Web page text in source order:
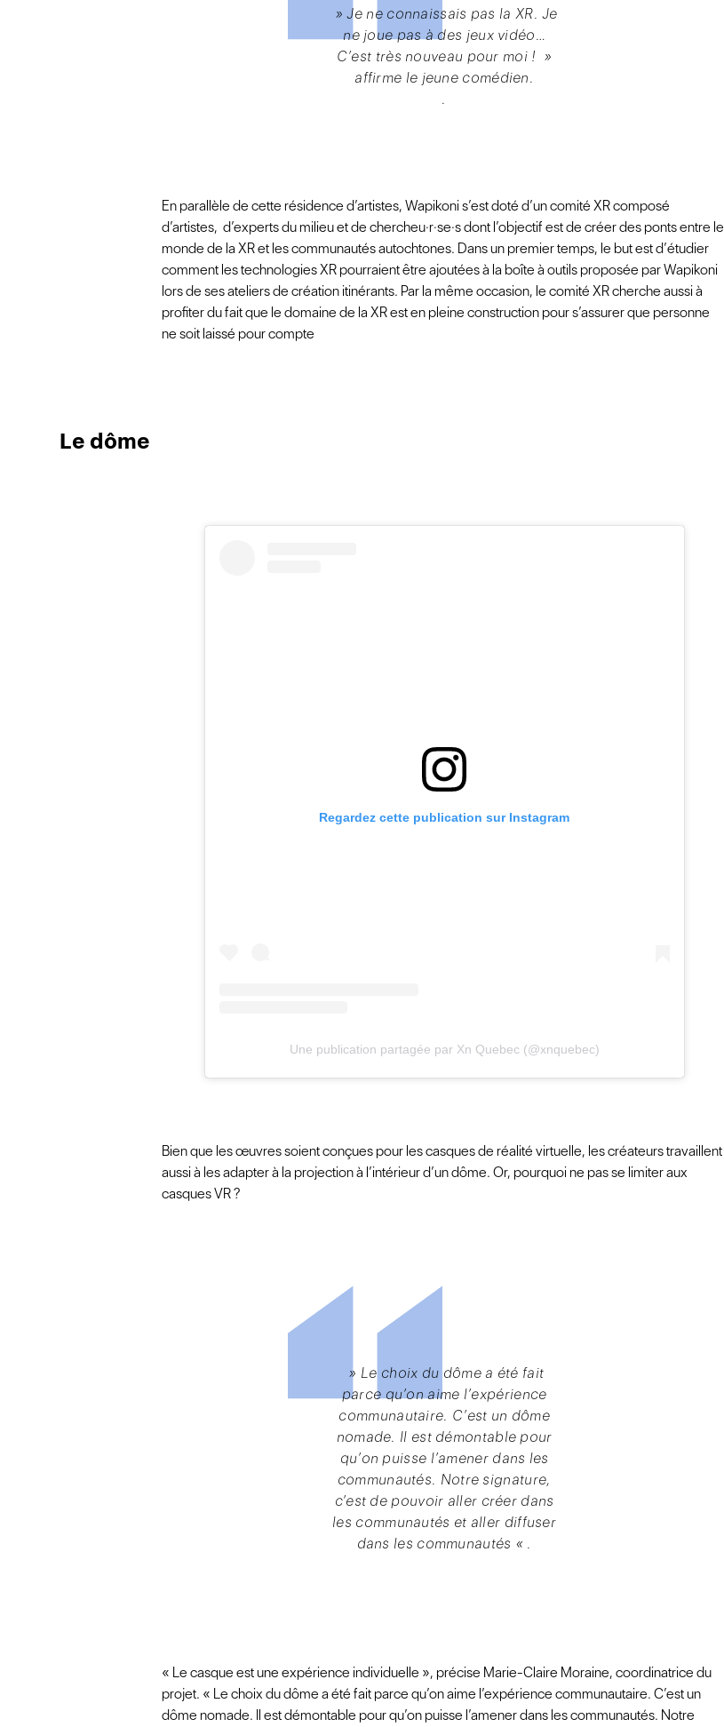
» Je ne connaissais pas la XR. Je
ne joue pas à des jeux vidéo…
C’est très nouveau pour moi ! »
affirme le jeune comédien.
.
En parallèle de cette résidence d’artistes, Wapikoni s’est doté d’un comité XR composé
d’artistes, d’experts du milieu et de chercheu·r·se·s dont l’objectif est de créer des ponts entre le
monde de la XR et les communautés autochtones. Dans un premier temps, le but est d’étudier
comment les technologies XR pourraient être ajoutées à la boîte à outils proposée par Wapikoni
lors de ses ateliers de création itinérants. Par la même occasion, le comité XR cherche aussi à
profiter du fait que le domaine de la XR est en pleine construction pour s’assurer que personne
ne soit laissé pour compte
Le dôme
Regardez cette publication sur Instagram
Une publication partagée par Xn Quebec (@xnquebec)
Bien que les œuvres soient conçues pour les casques de réalité virtuelle, les créateurs travaillent
aussi à les adapter à la projection à l’intérieur d’un dôme. Or, pourquoi ne pas se limiter aux
casques VR ?
» Le choix du dôme a été fait
parce qu’on aime l’expérience
communautaire. C’est un dôme
nomade. Il est démontable pour
qu’on puisse l’amener dans les
communautés. Notre signature,
c’est de pouvoir aller créer dans
les communautés et aller diffuser
dans les communautés « .
« Le casque est une expérience individuelle », précise Marie-Claire Moraine, coordinatrice du
projet. « Le choix du dôme a été fait parce qu’on aime l’expérience communautaire. C’est un
dôme nomade. Il est démontable pour qu’on puisse l’amener dans les communautés. Notre